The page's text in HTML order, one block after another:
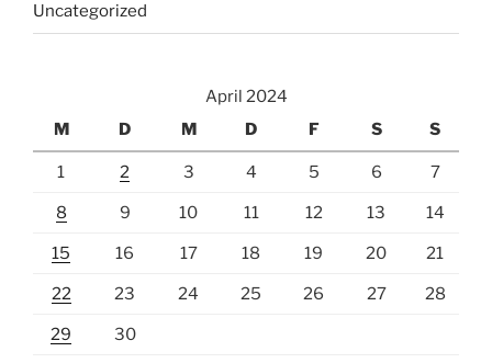
Uncategorized
April 2024
M
D M D F S S
1 2 3 4 5 6 7
8 9 10 11 12 13 14
15 16 17 18 19 20 21
22 23 24 25 26 27 28
29 30